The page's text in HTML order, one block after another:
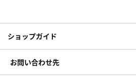
ショップガイド
お問い合わせ先